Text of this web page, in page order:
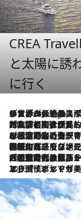
CREA
と太陽に誘
に行く
8 Hours Ago
リスボンの絶品スイーツ「パステル・デ・ナタ」とは？ポルトガル伝統の奥深い世界へ
2026.7.27
「私の祖国はポルトガル語です」国民的詩人フェルナンド・ペソアと、彼が愛した文学の街を歩く
2026.7.26
ポルトガル近海が育む極上の海の幸。キリリと冷えた白ワインと愉しむ、シーフード専門店の贅沢
2026.7.22
伝統の味をモダンに昇華。高感度な地元客が集う、リスボンの最旬ガストロノミー
2026.7.21
大航海時代の栄華から、震災、独裁、そして革命へ。ポルトガル・首都リスボンの石畳に刻まれた「歴史の光と影」
2026.7.13
エッセイ・ヤマザキマリ「慎ましくも美しき国 ポルトガル」